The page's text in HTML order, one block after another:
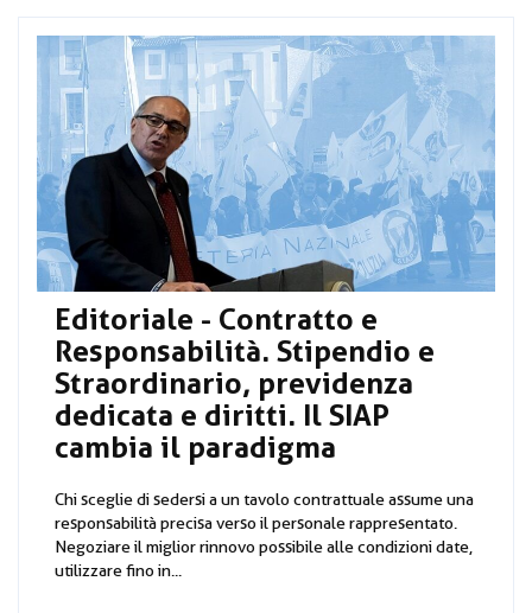
Editoriale - Contratto e
Responsabilità. Stipendio e
Straordinario, previdenza
dedicata e diritti. Il SIAP
cambia il paradigma
Chi sceglie di sedersi a un tavolo contrattuale assume una
responsabilità precisa verso il personale rappresentato.
Negoziare il miglior rinnovo possibile alle condizioni date,
utilizzare fino in...